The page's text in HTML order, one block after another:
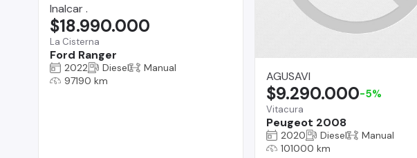
Inalcar .
La Cisterna
Ford Ranger
$18.990.000
2022 Diesel
Manual
97190 km
AGUSAVI
Vitacura
Peugeot 2008
$9.290.000-5%
2020 Diesel
Manual
101000 km